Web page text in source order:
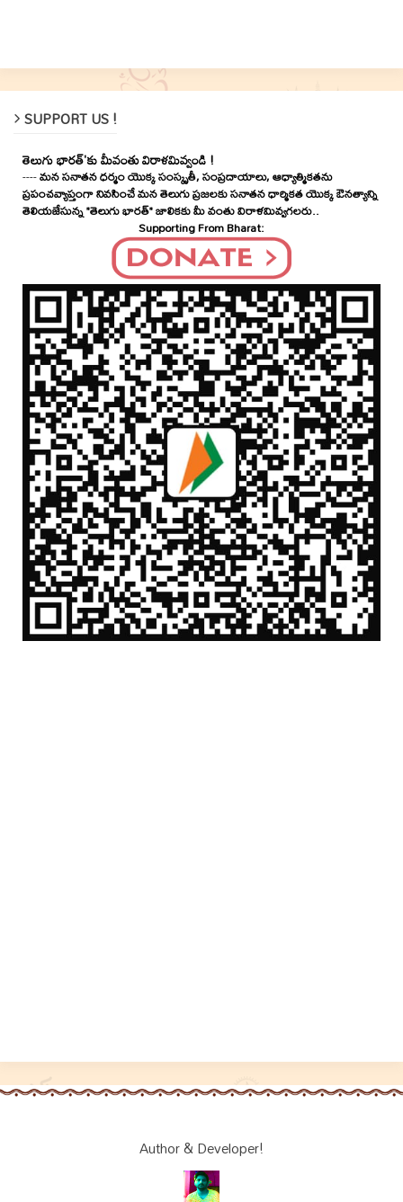
SUPPORT US !
తెలుగు భారత్'కు మీవంతు విరాళమివ్వండి !
----మన సనాతన ధర్మం యొక్క సంస్కృతీ, సంప్రదాయాలు, ఆధ్యాత్మికతను
ప్రపంచవ్యాప్తంగా నివసించే మన తెలుగు ప్రజలకు సనాతన ధార్మికత యొక్క ఔనత్యాన్ని
తెలియజేసున్న "తెలుగు భారత్" జాలికకు మీ వంతు విరాళమివ్వగలరు..
Supporting From Bharat:
Author & Developer!